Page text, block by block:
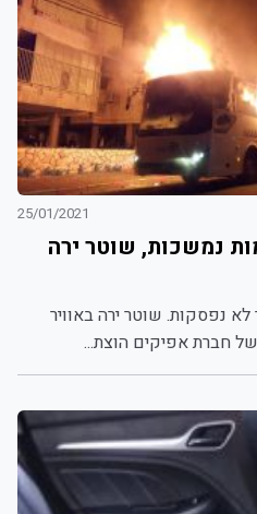
25/01/2021
נמשכות, שוטר ירה
נפסקות. שוטר ירה באוויר
חברת אפיקים הוצת...